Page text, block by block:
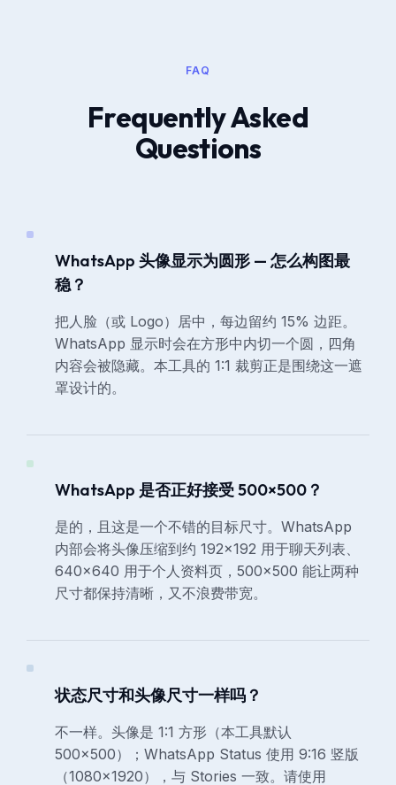
FAQ
Frequently Asked
Questions
WhatsApp 头像显示为圆形 — 怎么构图最
稳？
把人脸（或 Logo）居中，每边留约 15% 边距。
WhatsApp 显示时会在方形中内切一个圆，四角
内容会被隐藏。本工具的 1:1 裁剪正是围绕这一遮
罩设计的。
WhatsApp 是否正好接受 500×500？
是的，且这是一个不错的目标尺寸。WhatsApp
内部会将头像压缩到约 192×192 用于聊天列表、
640×640 用于个人资料页，500×500 能让两种
尺寸都保持清晰，又不浪费带宽。
状态尺寸和头像尺寸一样吗？
不一样。头像是 1:1 方形（本工具默认
500×500）；WhatsApp Status 使用 9:16 竖版
（1080×1920），与 Stories 一致。请使用